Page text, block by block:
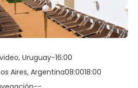
Uruguay-16:00
Aires, Argentina08:0018:00